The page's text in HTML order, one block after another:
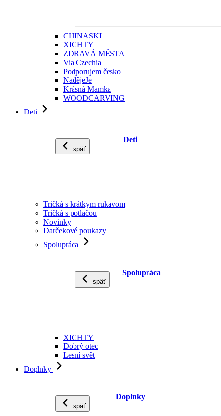
CHINASKI
XICHTY
ZDRAVÁ MĚSTA
Via Czechia
Podporujem česko
NadějeJe
Krásná Mamka
WOODCARVING
Deti
späť
Deti
Tričká s krátkym rukávom
Tričká s potlačou
Novinky
Darčekové poukazy
Spolupráca
späť
Spolupráca
XICHTY
Dobrý otec
Lesní svět
Doplnky
späť
Doplnky